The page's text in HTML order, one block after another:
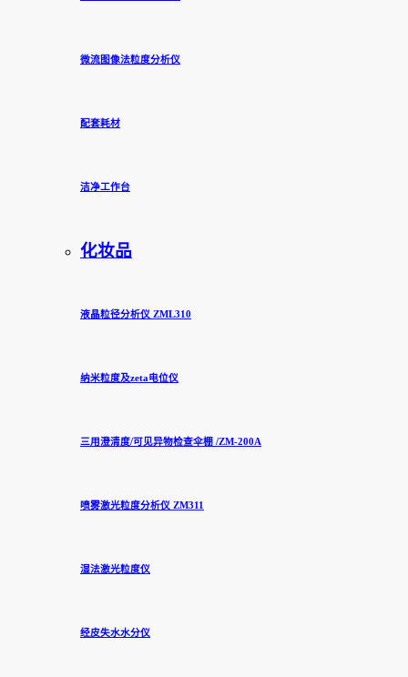
微流图像法粒度分析仪
配套耗材
洁净工作台
化妆品
液晶粒径分析仪 ZML310
纳米粒度及zeta电位仪
三用澄清度/可见异物检查伞棚 /ZM-200A
喷雾激光粒度分析仪 ZM311
湿法激光粒度仪
经皮失水水分仪